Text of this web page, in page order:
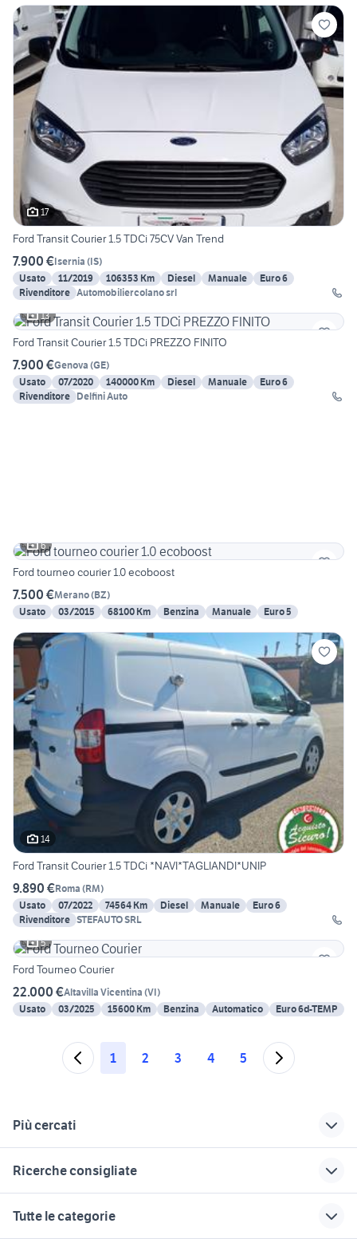
17
Ford Transit Courier 1.5 TDCi 75CV Van Trend
7.900 €Isernia (IS)
Usato
11/2019 106353 Km Diesel Manuale
Euro 6
Rivenditore Automobiliercolano srl
13
Ford Transit Courier 1.5 TDCi PREZZO FINITO
7.900 €Genova (GE)
Usato
07/2020 140000 Km Diesel Manuale
Euro 6
Rivenditore Delfini Auto
6
Ford tourneo courier 1.0 ecoboost
7.500 €Merano(BZ)
Usato
03/2015 68100 Km Benzina Manuale Euro 5
14
Ford Transit Courier 1.5 TDCi *NAVI*TAGLIANDI*UNIP
9.890 €Roma (RM)
Usato
07/2022 74564 Km Diesel Manuale
Euro 6
Rivenditore STEFAUTO SRL
5
Ford Tourneo Courier
22.000 €Altavilla Vicentina (VI)
Usato
03/2025 15600 Km Benzina Automatico Euro 6d-TEMP
1 2 3 4 5
Più cercati
ricambi ford mondeo
Ricerche consigliate
toyota rav4
Tutte le categorie